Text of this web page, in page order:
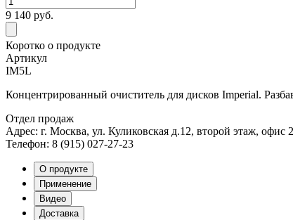
9 140 руб.
Коротко о продукте
Артикул
IM5L
Концентрированный очиститель для дисков Imperial.
Отдел продаж
Адрес: г. Москва, ул. Куликовская д.12, второй этаж, офис
Телефон: 8 (915) 027-27-23
О продукте
Применение
Видео
Доставка